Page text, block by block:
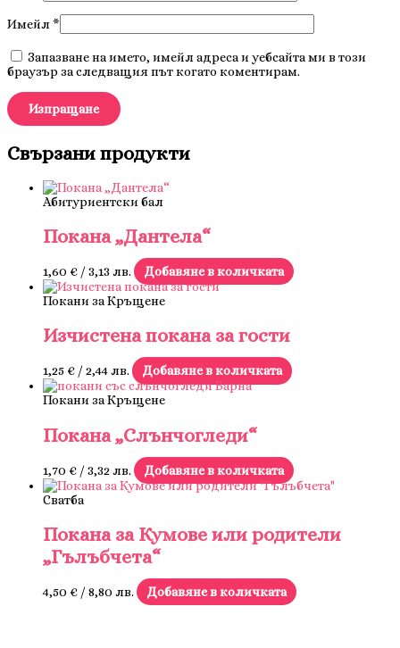
Имейл*
Запазване на името, имейл адреса и уебсайта ми в този
браузър за следващия път когато коментирам.
Свързани продукти
Абитуриентски бал
Покана „Дантела“
1,60 € / 3,13 лв. Добавяне в количката
Покани за Кръщене
Изчистена покана за гости
1,25 € / 2,44 лв. Добавяне в количката
Покани за Кръщене
Покана „Слънчогледи“
1,70 € / 3,32 лв. Добавяне в количката
Сватба
Покана за Кумове или родители
„Гълъбчета“
4,50 € / 8,80 лв. Добавяне в количката